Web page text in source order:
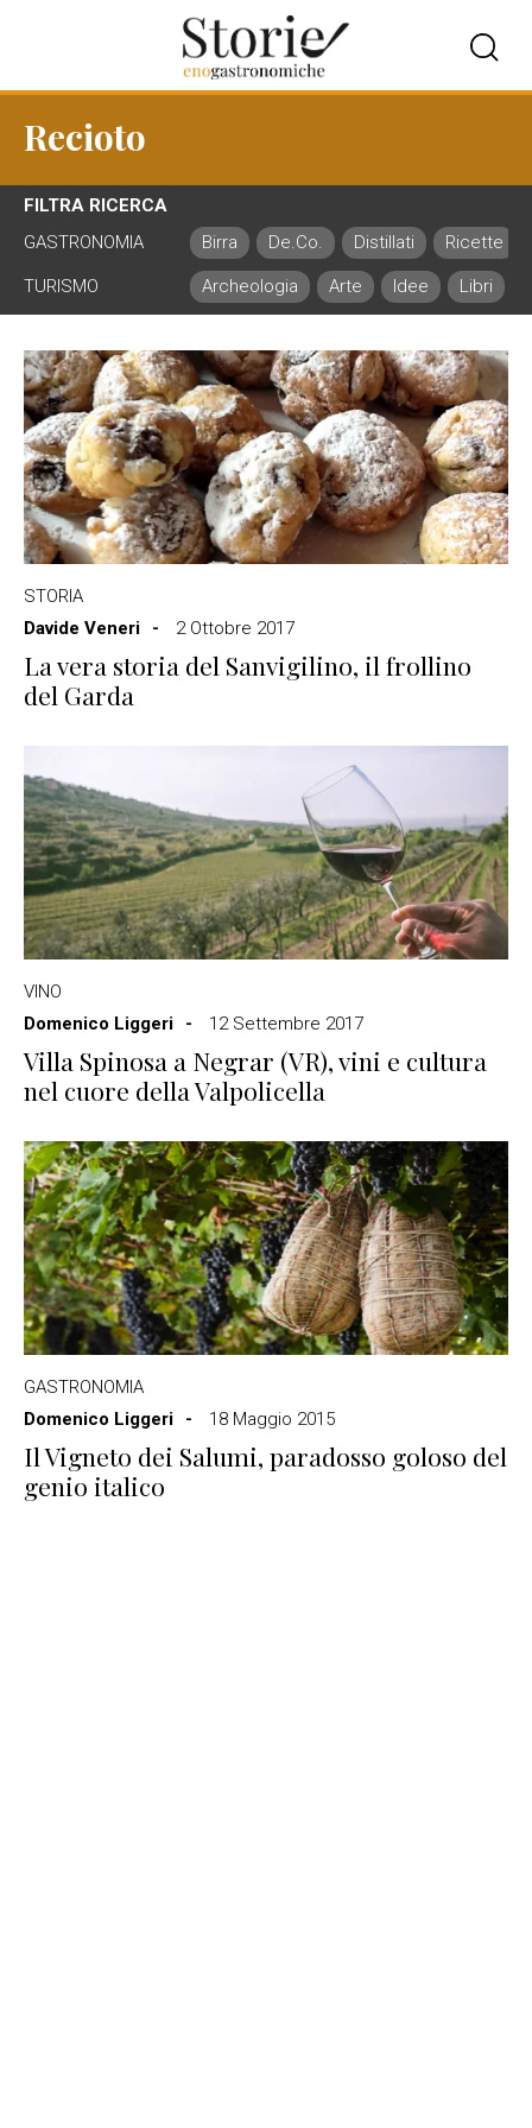
Recioto
FILTRA RICERCA
GASTRONOMIA
Birra De.Co. Distillati Ricette
TURISMO Archeologia Arte Idee Libri
STORIA
Davide Veneri
2 Ottobre 2017
La vera storia del Sanvigilino, il frollino
del Garda
VINO
Domenico Liggeri
12 Settembre 2017
Villa Spinosa a Negrar (VR), vini e cultura
nel cuore della Valpolicella
GASTRONOMIA
Domenico Liggeri
18 Maggio 2015
Il Vigneto dei Salumi, paradosso goloso del
genio italico